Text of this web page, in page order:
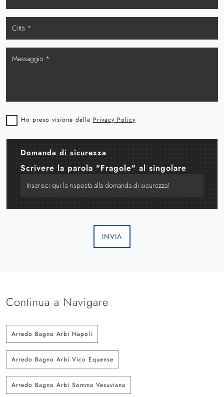
Ho preso visione della Privacy Policy
Domanda di sicurezza
Scrivere la parola "Fragole" al singolare
INVIA
Continua a Navigare
Arredo Bagno Arbi Napoli
Arredo Bagno Arbi Vico Equense
Arredo Bagno Arbi Somma Vesuviana